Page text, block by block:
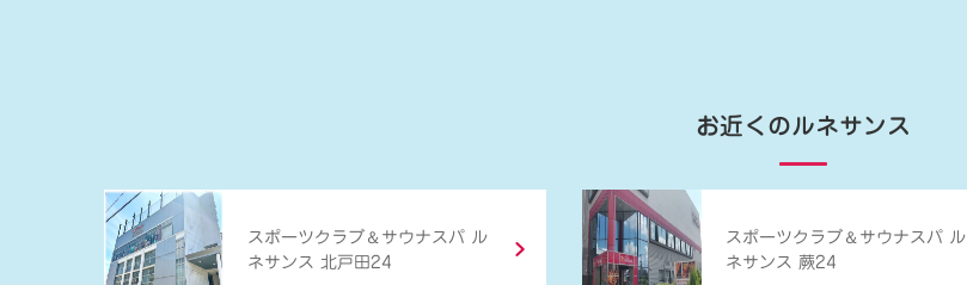
お近くのルネサンス
スポーツクラブ ＆ サウナスパ ル
ネサンス 北戸田24
スポーツクラブ ＆ サウナスパ ル
ネサンス 蕨24